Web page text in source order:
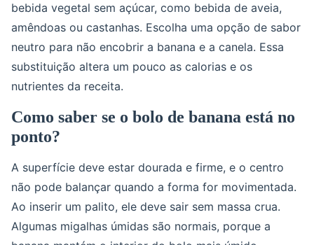
bebida vegetal sem açúcar, como bebida de aveia,
amêndoas ou castanhas. Escolha uma opção de sabor
neutro para não encobrir a banana e a canela. Essa
substituição altera um pouco as calorias e os
nutrientes da receita.
Como saber se o bolo de banana está no
ponto?
A superfície deve estar dourada e firme, e o centro
não pode balançar quando a forma for movimentada.
Ao inserir um palito, ele deve sair sem massa crua.
Algumas migalhas úmidas são normais, porque a